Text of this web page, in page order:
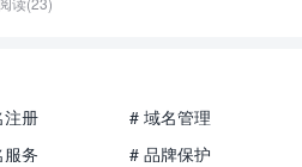
注册
# 域名管理
务
# 品牌保护